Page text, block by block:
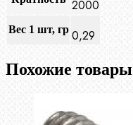
2000
Вес 1 шт, гр 0,29
Похожие товары